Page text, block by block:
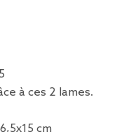
à ces 2 lames.
cm